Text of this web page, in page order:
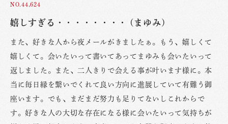
NO.44,624
嬉しすぎる・・・・・・・・ (まゆみ)
また、好きな人から夜メールがきましたぁ。もう、嬉しくて
嬉しくて。会いたいって書いてあってまゆみも会いたいって
返しました。また、二人きりで会える事が叶います様に。本
当に毎日縁を繋いでくれて良い方向に進展していて有難う御
座います。でも、まだまだ努力も足りてないしこれからで
す。好きな人の大切な存在になる様に会いたいって気持ちが